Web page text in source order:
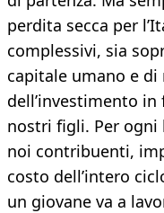
perdita secca per
complessivi, sia
capitale umano e
dell’investimento
nostri figli. Per
noi contribuenti,
costo dell’intero
un giovane va a